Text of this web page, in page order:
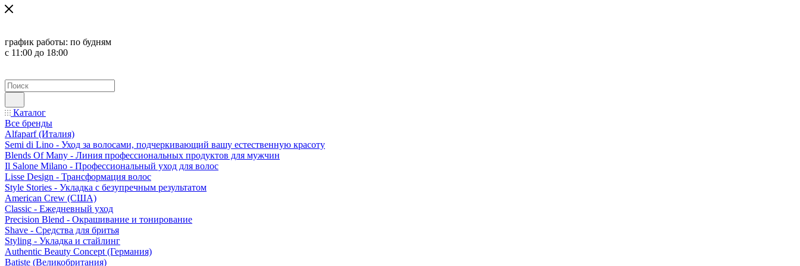
график работы: по будням
с 11:00 до 18:00
Каталог
Все бренды
Alfaparf (Италия)
Semi di Lino - Уход за волосами, подчеркивающий вашу естественную красоту
Blends Of Many - Линия профессиональных продуктов для мужчин
Il Salone Milano - Профессиональный уход для волос
Lisse Design - Трансформация волос
Style Stories - Укладка с безупречным результатом
American Crew (США)
Classic - Ежедневный уход
Precision Blend - Окрашивание и тонирование
Shave - Средства для бритья
Styling - Укладка и стайлинг
Authentic Beauty Concept (Германия)
Batiste (Великобритания)